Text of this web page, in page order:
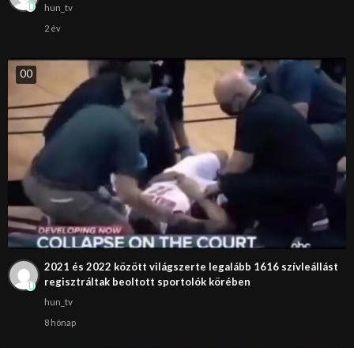
hun_tv
2 év
00
2021 és 2022 között világszerte legalább 1616 szívleállást
regisztráltak beoltott sportolók körében
hun_tv
8 hónap